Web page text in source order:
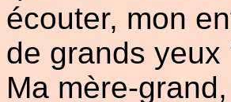
écouter, mon
de grands yeux
Ma mère-